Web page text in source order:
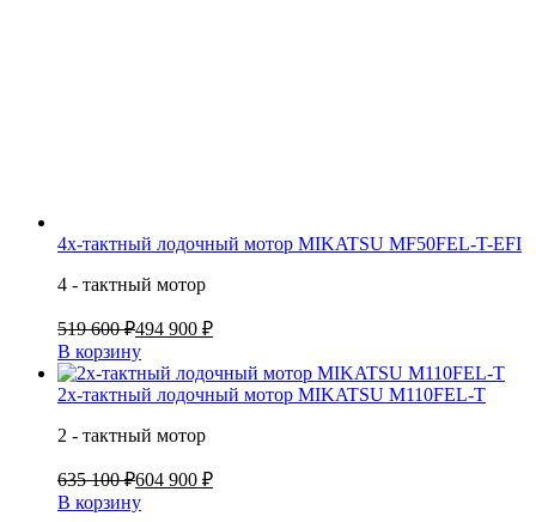
4х-тактный лодочный мотор MIKATSU MF50FEL-T-EFI
4 - тактный мотор
519 600 ₽494 900 ₽
В корзину
2х-тактный лодочный мотор MIKATSU M110FEL-T
2 - тактный мотор
635 100 ₽604 900 ₽
В корзину